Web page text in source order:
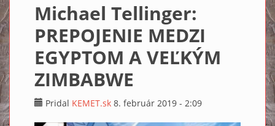
Michael Tellinger:
PREPOJENIE MEDZI
EGYPTOM A VEĽKÝM
ZIMBABWE
Pridal KEMET.sk 8. február 2019 - 2:09